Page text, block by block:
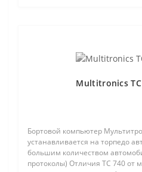
Multitronics TC
Бортовой компьютер
устанавливается на торпедо
большим количеством
протоколы) Отличия TC 740 от